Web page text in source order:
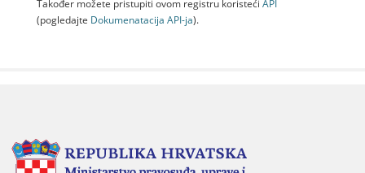
Također možete pristupiti ovom registru koristeći API
(pogledajte Dokumenаtаcijа API-jа).